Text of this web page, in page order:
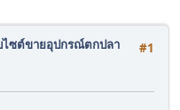
#1
ไซต์ขายอุปกรณ์ตกปลา